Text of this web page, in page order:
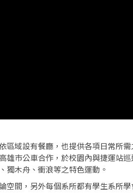
域設有餐廳，也提供各項日常所
巿公車合作，於校園內與捷運站
獨木舟、衝浪等之特色運動。
空間，另外每個系所都有學生系所